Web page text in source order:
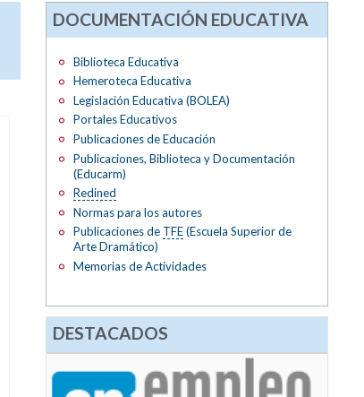
DOCUMENTACIÓN EDUCATIVA
Biblioteca Educativa
Hemeroteca Educativa
Legislación Educativa (BOLEA)
Portales Educativos
Publicaciones de Educación
Publicaciones, Biblioteca y Documentación
(Educarm)
Redined
Normas para los autores
Publicaciones de TFE(Escuela Superior de
Arte Dramático)
Memorias de Actividades
DESTACADOS